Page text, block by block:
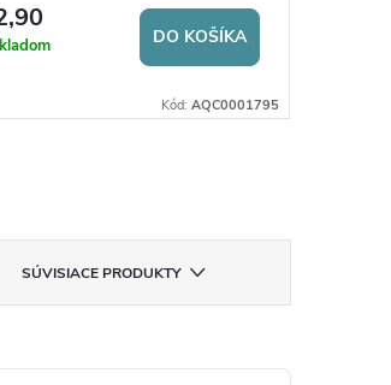
SÚVISIACE PRODUKTY
DO KOŠÍKA
Kód: AQC0001795